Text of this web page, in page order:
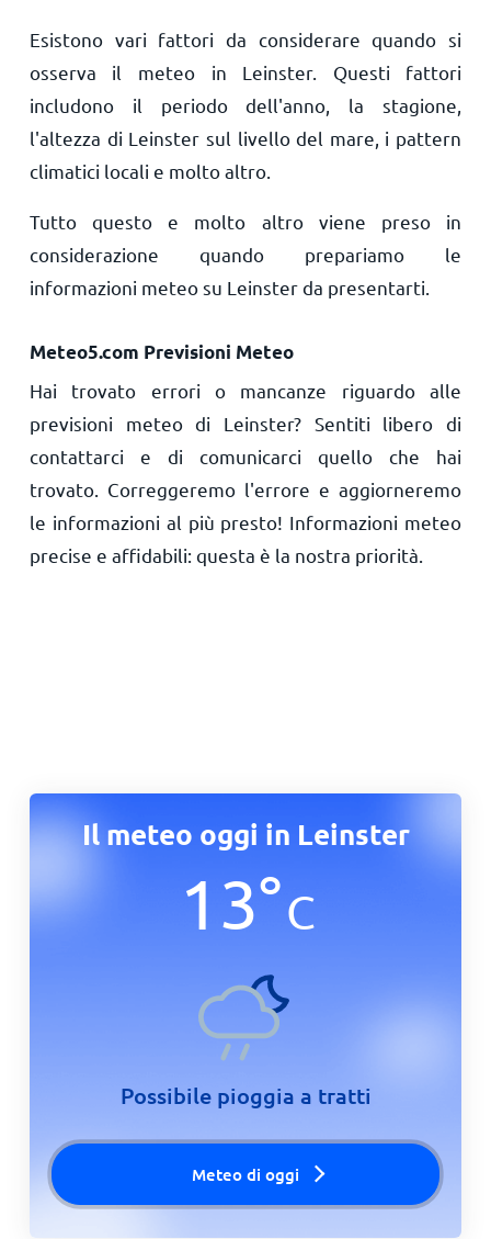
Esistono vari fattori da considerare quando si
osserva il meteo in Leinster. Questi fattori
includono il periodo dell'anno, la stagione,
l'altezza di Leinster sul livello del mare, i pattern
climatici locali e molto altro.
Tutto questo e molto altro viene preso in
considerazione quando prepariamo le
informazioni meteo su Leinster da presentarti.
Meteo5.com Previsioni Meteo
Hai trovato errori o mancanze riguardo alle
previsioni meteo di Leinster? Sentiti libero di
contattarci e di comunicarci quello che hai
trovato. Correggeremo l'errore e aggiorneremo
le informazioni al più presto! Informazioni meteo
precise e affidabili: questa è la nostra priorità.
Il meteo oggi in Leinster
13°C
Possibile pioggia a tratti
Meteo di oggi